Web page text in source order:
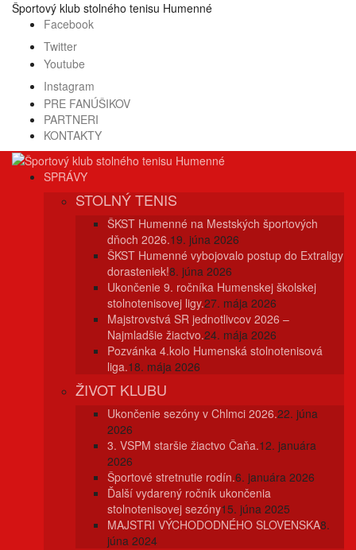
PrejsťŠportový klub stolného tenisu Humenné
Facebook
Twitter
Youtube
Instagram
PRE FANÚŠIKOV
PARTNERI
KONTAKTY
SPRÁVY
STOLNÝ TENIS
ŠKST Humenné na Mestských športových
dňoch 2026.19. júna 2026
ŠKST Humenné vybojovalo postup do Extraligy
dorasteniek!8. júna 2026
Ukončenie 9. ročníka Humenskej školskej
stolnotenisovej ligy.27. mája 2026
Majstrovstvá SR jednotlivcov 2026 –
Najmladšie žiactvo.24. mája 2026
Pozvánka 4.kolo Humenská stolnotenisová
liga.18. mája 2026
ŽIVOT KLUBU
Ukončenie sezóny v Chlmci 2026.22. júna
2026
3. VSPM staršie žiactvo Čaňa.12. januára
2026
Športové stretnutie rodín.6. januára 2026
Ďalší vydarený ročník ukončenia
stolnotenisovej sezóny15. júna 2025
MAJSTRI VÝCHODODNÉHO SLOVENSKA8.
júna 2024